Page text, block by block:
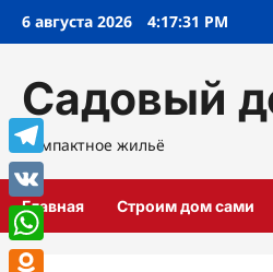
Перейти
6 августа 2026 4:17:32 PM
Садовый
Компактное жильё
Главная Строим дом сами
Telegram
VK
WhatsApp